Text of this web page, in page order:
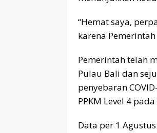
“Hemat saya,
karena
Pemerintah telah
Pulau Bali dan
penyebaran
PPKM Level 4
Data per 1